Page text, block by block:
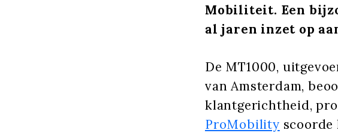
Mobiliteit. Een
al jaren inzet op
De MT1000,
van Amsterdam,
klantgerichtheid,
ProMobility scoorde